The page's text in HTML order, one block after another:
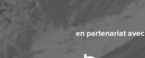
en partenariat avec